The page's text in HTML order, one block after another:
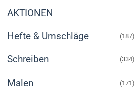
AKTIONEN
Hefte & Umschläge (187)
Schreiben (334)
Malen (171)